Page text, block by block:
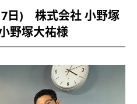
7日) 株式会社 小野塚
野塚大祐様